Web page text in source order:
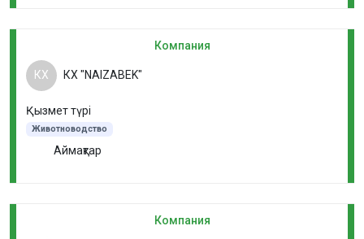
Компания
КХ КХ "NAIZABEK"
Қызмет түрі
Животноводство
Аймақтар
Компания